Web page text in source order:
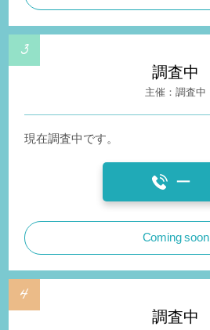
調査中
調査中
現在調査中です。
ー
Coming soon
調査中